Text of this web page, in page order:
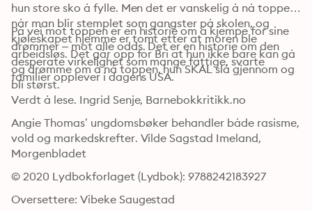
hun store sko å fylle. Men det er vanskelig å nå toppen
når man blir stemplet som gangster på skolen, og
kjøleskapet hjemme er tomt etter at moren ble
arbeidsløs. Det går opp for Bri at hun ikke bare kan gå
og drømme om å nå toppen, hun SKAL slå gjennom og
bli størst.
På vei mot toppen er en historie om å kjempe for sine
drømmer – mot alle odds. Det er en historie om den
desperate virkelighet som mange fattige, svarte
familier opplever i dagens USA.
Verdt å lese. Ingrid Senje, Barnebokkritikk.no
Angie Thomas’ ungdomsbøker behandler både rasisme,
vold og markedskrefter. Vilde Sagstad Imeland,
Morgenbladet
© 2020 Lydbokforlaget (Lydbok): 9788242183927
Oversettere: Vibeke Saugestad